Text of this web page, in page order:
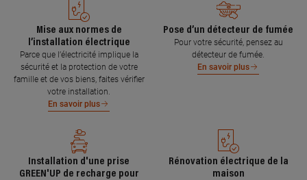
Mise aux normes de
l’installation électrique
Parce que l’électricité implique la
sécurité et la protection de votre
famille et de vos biens, faites vérifier
votre installation.
En savoir plus
Pose d’un détecteur de fumée
Pour votre sécurité, pensez au
détecteur de fumée.
En savoir plus
Installation d'une prise
GREEN'UP de recharge pour
Rénovation électrique de la
maison